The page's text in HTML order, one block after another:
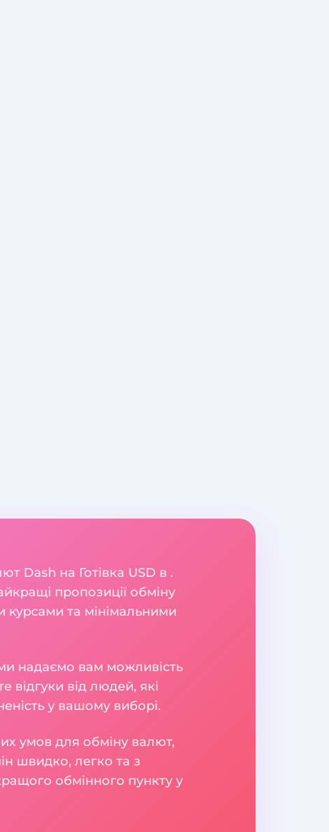
Dash на Готівка USD в .
пропозиції обміну
та мінімальними
надаємо вам можливість
відгуки від людей, які
у вашому виборі.
умов для обміну валют,
швидко, легко та з
обмінного пункту у